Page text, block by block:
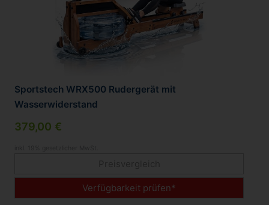
Sportstech WRX500 Rudergerät mit
Wasserwiderstand
379,00 €
Verfügbarkeit prüfen*